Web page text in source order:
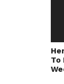
To